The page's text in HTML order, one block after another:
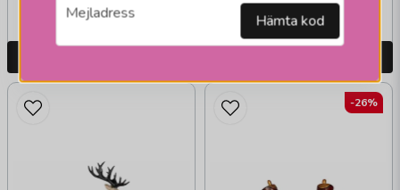
Skickas inom 1-2 vardagar Skickas inom 1-2 vardagar
-26%
email
Mejladress Hämta kod